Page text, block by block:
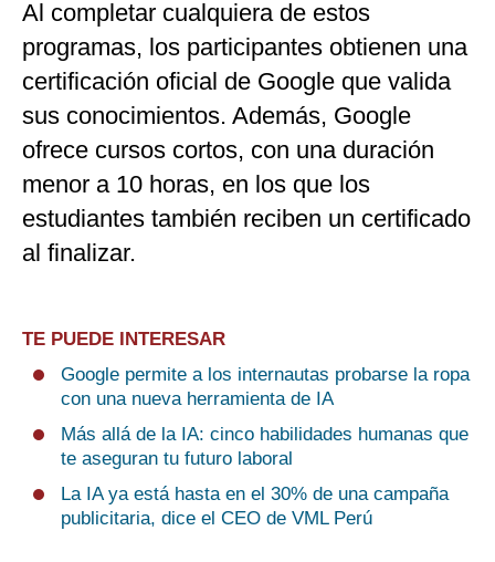
Al completar cualquiera de estos
programas, los participantes obtienen una
certificación oficial de Google que valida
sus conocimientos. Además, Google
ofrece cursos cortos, con una duración
menor a 10 horas, en los que los
estudiantes también reciben un certificado
al finalizar.
TE PUEDE INTERESAR
Google permite a los internautas probarse la ropa
con una nueva herramienta de IA
Más allá de la IA: cinco habilidades humanas que
te aseguran tu futuro laboral
La IA ya está hasta en el 30% de una campaña
publicitaria, dice el CEO de VML Perú